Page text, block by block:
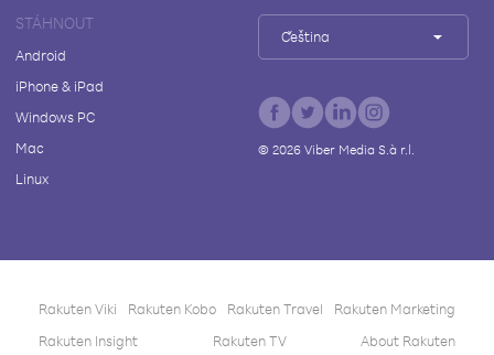
STÁHNOUT
Android
iPhone & iPad
Windows PC
Mac
Linux
Čeština
© 2026Viber Media S.à r.l.
Rakuten Viki Rakuten Kobo Rakuten Travel
Rakuten Marketing
Rakuten Insight
Rakuten TV About Rakuten